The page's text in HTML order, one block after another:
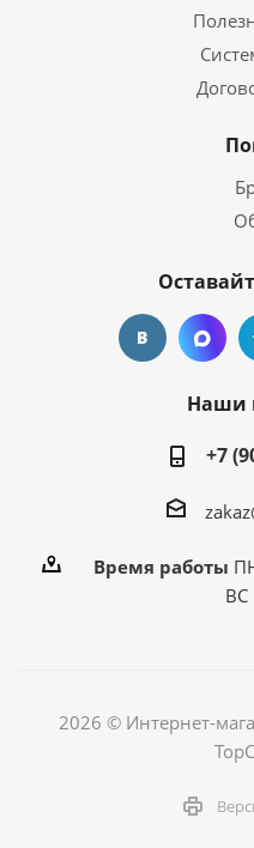
Наши
+7
Время работы
ВС
2026 © Интернет-